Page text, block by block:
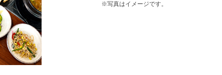
※写真はイメージです。